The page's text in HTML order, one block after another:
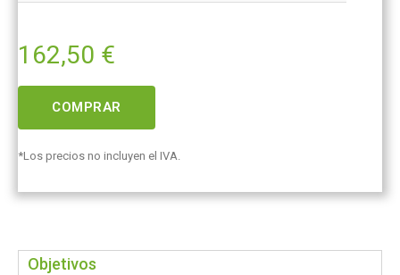
162,50 €
COMPRAR
*Los precios no incluyen el IVA.
Objetivos